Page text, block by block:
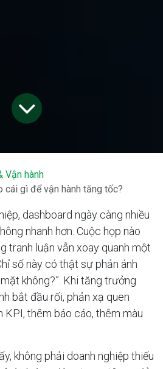
Vận hành
cái gì để vận hành tăng tốc?
dashboard ngày càng nhiều
nhanh hơn. Cuộc họp nào
tranh luận vẫn xoay quanh một
số này có thật sự phản ánh
không?”. Khi tăng trưởng
bắt đầu rối, phản xạ quen
KPI, thêm báo cáo, thêm màu
không phải doanh nghiệp thiếu